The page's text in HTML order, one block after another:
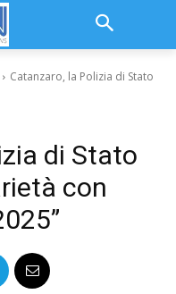
Catanzaro, la Polizia di Stato
di Stato
con